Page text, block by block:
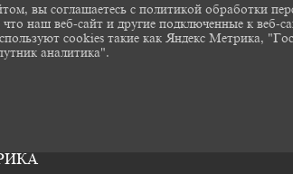
вы соглашаетесь с политикой обработки
наш веб-сайт и другие подключенные к веб-
cookies такие как Яндекс Метрика,
аналитика".